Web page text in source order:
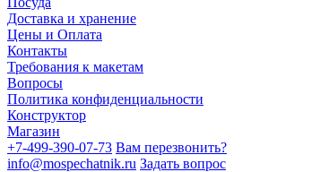
Доставка и хранение
Цены и Оплата
Контакты
Требования к макетам
Вопросы
Политика конфиденциальности
Конструктор
Магазин
+7-499-390-07-73 Вам перезвонить?
info@mospechatnik.ru Задать вопрос